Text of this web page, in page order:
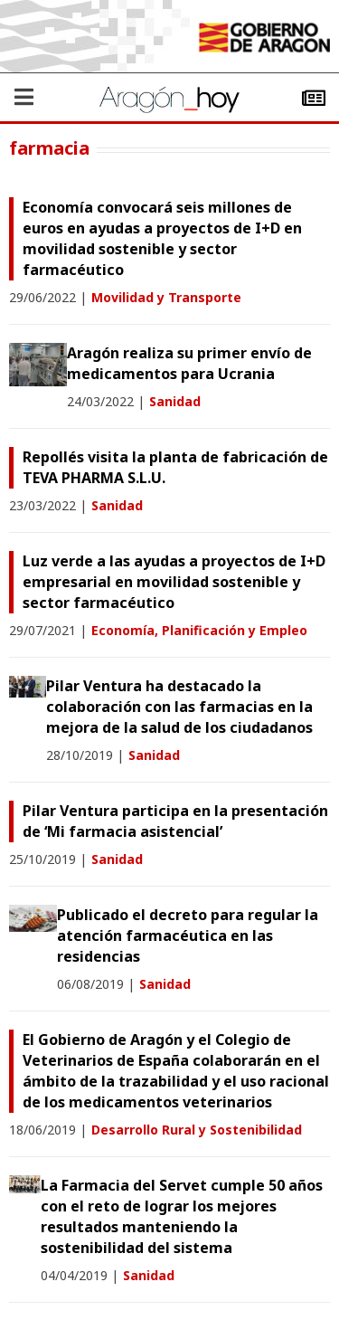
farmacia
Economía convocará seis millones de
euros en ayudas a proyectos de I+D en
movilidad sostenible y sector
farmacéutico
29/06/2022 | Movilidad y Transporte
Aragón realiza su primer envío de
medicamentos para Ucrania
24/03/2022 | Sanidad
Repollés visita la planta de fabricación de
TEVA PHARMA S.L.U.
23/03/2022 | Sanidad
Luz verde a las ayudas a proyectos de I+D
empresarial en movilidad sostenible y
sector farmacéutico
29/07/2021 | Economía, Planificación y Empleo
Pilar Ventura ha destacado la
colaboración con las farmacias en la
mejora de la salud de los ciudadanos
28/10/2019 | Sanidad
Pilar Ventura participa en la presentación
de ‘Mi farmacia asistencial’
25/10/2019 | Sanidad
Publicado el decreto para regular la
atención farmacéutica en las
residencias
06/08/2019 | Sanidad
El Gobierno de Aragón y el Colegio de
Veterinarios de España colaborarán en el
ámbito de la trazabilidad y el uso racional
de los medicamentos veterinarios
18/06/2019 | Desarrollo Rural y Sostenibilidad
La Farmacia del Servet cumple 50 años
con el reto de lograr los mejores
resultados manteniendo la
sostenibilidad del sistema
04/04/2019 | Sanidad